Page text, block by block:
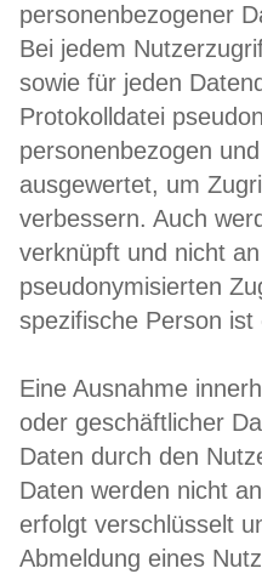
personenbezogener
Bei jedem
sowie für jeden
Protokolldatei
personenbezogen
ausgewertet, um
verbessern. Auch
verknüpft und nicht
pseudonymisierten
spezifische Person
Eine Ausnahme
oder geschäftlicher
Daten durch den
Daten werden nicht
erfolgt verschlüsselt
Abmeldung eines